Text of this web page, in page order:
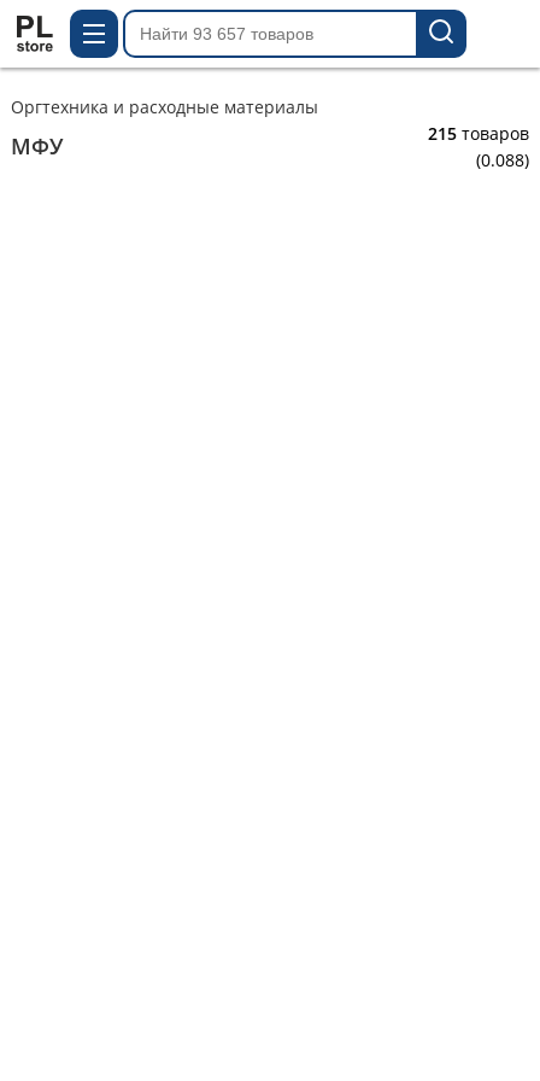
Оргтехника и расходные материалы
МФУ 215 товаров
(0.088)